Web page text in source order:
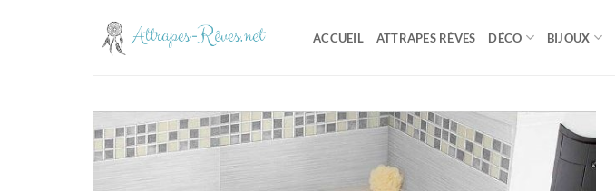
ACCUEIL ATTRAPES RÊVES DÉCO BIJOUX